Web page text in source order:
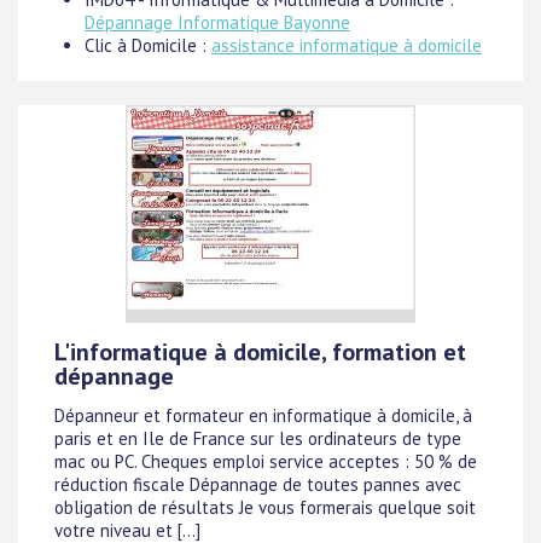
Dépannage Informatique Bayonne
Clic à Domicile : assistance informatique à domicile
L'informatique à domicile, formation et
dépannage
Dépanneur et formateur en informatique à domicile, à
paris et en Ile de France sur les ordinateurs de type
mac ou PC. Cheques emploi service acceptes : 50 % de
réduction fiscale Dépannage de toutes pannes avec
obligation de résultats Je vous formerais quelque soit
votre niveau et [...]